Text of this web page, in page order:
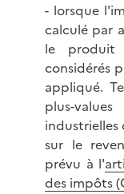
- lorsque
calculé par
le produit
considérés
appliqué.
plus-
sur le
prévu à l'
des impôts